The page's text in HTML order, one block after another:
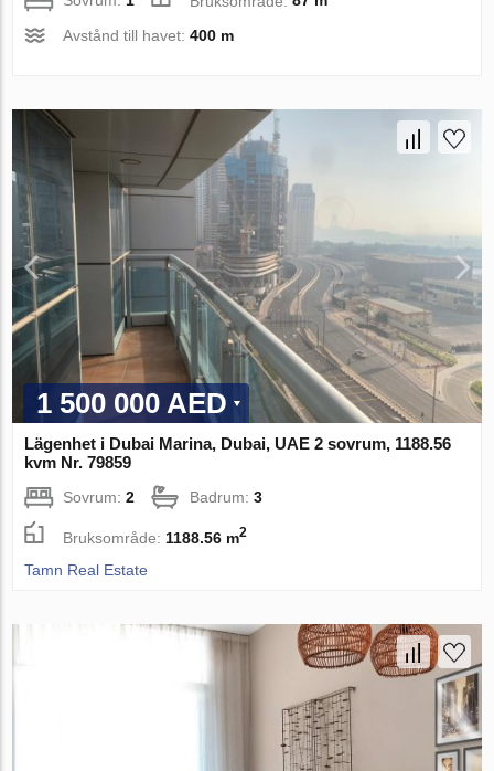
Avstånd till havet:400 m
1 500 000 AED
Lägenhet i Dubai Marina, Dubai, UAE 2 sovrum, 1188.56
kvm Nr. 79859
Sovrum:2 Badrum:3
Bruksområde: 1188.56 m2
Tamn Real Estate